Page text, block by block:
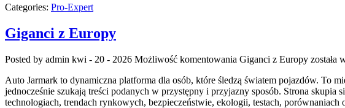
Categories: Pro-Expert
Giganci z Europy
Posted by admin kwi - 20 - 2026 Możliwość komentowania Giganci z Europy została
Auto Jarmark to dynamiczna platforma dla osób, które śledzą światem pojazdów. To
jednocześnie szukają treści podanych w przystępny i przyjazny sposób. Strona
technologiach, trendach rynkowych, bezpieczeństwie, ekologii, testach,